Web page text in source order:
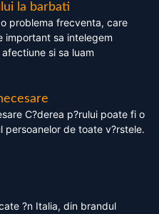
la barbati
problema frecventa, care
important sa intelegem
si sa luam
C?derea p?rului poate fi o
persoanelor de toate v?rstele.
?n Italia, din brandul